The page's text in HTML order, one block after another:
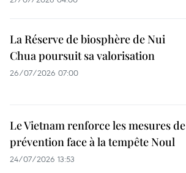
La Réserve de biosphère de Nui
Chua poursuit sa valorisation
26/07/2026 07:00
Le Vietnam renforce les mesures de
prévention face à la tempête Noul
24/07/2026 13:53